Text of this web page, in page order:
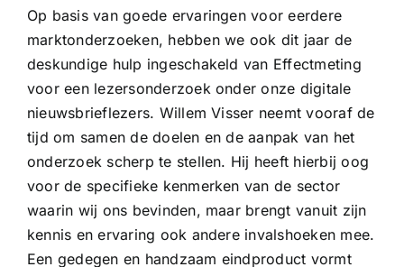
Op basis van goede ervaringen voor eerdere
marktonderzoeken, hebben we ook dit jaar de
deskundige hulp ingeschakeld van Effectmeting
voor een lezersonderzoek onder onze digitale
nieuwsbrieflezers. Willem Visser neemt vooraf de
tijd om samen de doelen en de aanpak van het
onderzoek scherp te stellen. Hij heeft hierbij oog
voor de specifieke kenmerken van de sector
waarin wij ons bevinden, maar brengt vanuit zijn
kennis en ervaring ook andere invalshoeken mee.
Een gedegen en handzaam eindproduct vormt